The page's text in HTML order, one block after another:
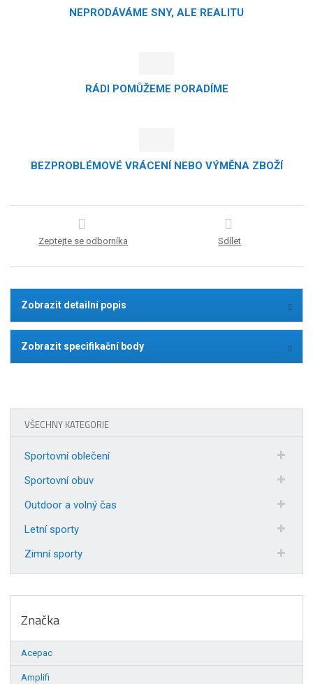
NEPRODÁVÁME SNY, ALE REALITU
RÁDI POMŮŽEME PORADÍME
BEZPROBLÉMOVÉ VRÁCENÍ NEBO VÝMĚNA ZBOŽÍ
Zeptejte se odborníka Sdílet
Zobrazit detailní popis
Zobrazit specifikační body
VŠECHNY KATEGORIE
Sportovní oblečení
Sportovní obuv
Outdoor a volný čas
Letní sporty
Zimní sporty
Značka
Acepac
Amplifi